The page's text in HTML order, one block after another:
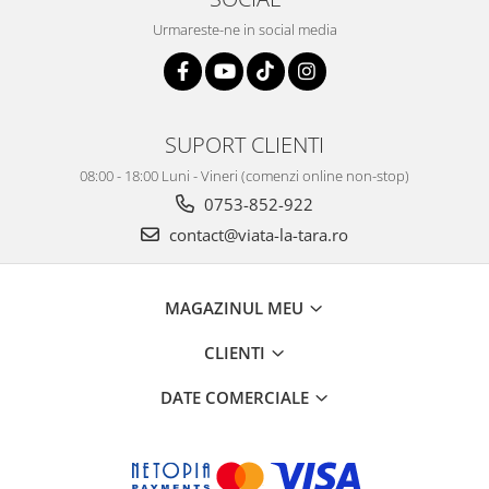
Urmareste-ne in social media
SUPORT CLIENTI
08:00 - 18:00 Luni - Vineri (comenzi online non-stop)
0753-852-922
contact@viata-la-tara.ro
MAGAZINUL MEU
CLIENTI
DATE COMERCIALE